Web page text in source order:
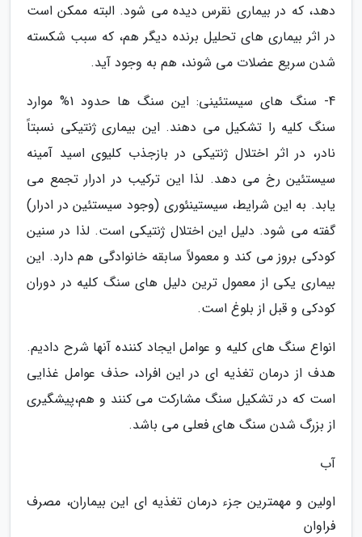
دهد، که در بیماری نقرس دیده می شود. البته ممکن است
در اثر بیماری های تحلیل برنده دیگر هم، که سبب شکسته
شدن سریع عضلات می شوند، هم به وجود آید.
4- سنگ های سیستئینی: این سنگ ها حدود 1% موارد
سنگ کلیه را تشکیل می دهند. این بیماری ژنتیکی نسبتاً
نادر، در اثر اختلال ژنتیکی در بازجذب کلیوی اسید آمینه
سیستئین رخ می دهد. لذا این ترکیب در ادرار تجمع می
یابد. به این شرایط، سیستینئوری (وجود سیستئین در ادرار)
گفته می شود. دلیل این اختلال ژنتیکی است. لذا در سنین
کودکی بروز می کند و معمولاً سابقه خانوادگی هم دارد. این
بیماری یکی از معمول ترین دلیل های سنگ کلیه در دوران
کودکی و قبل از بلوغ است.
انواع سنگ های کلیه و عوامل ایجاد کننده آنها شرح دادیم.
هدف از درمان تغذیه ای در این افراد، حذف عوامل غذایی
است که در تشکیل سنگ مشارکت می کنند و هم،پیشگیری
از بزرگ شدن سنگ های فعلی می باشد.
آب
اولین و مهمترین جزء درمان تغذیه ای این بیماران، مصرف
فراوان